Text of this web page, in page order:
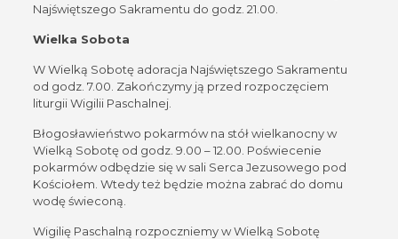
Najświętszego Sakramentu do godz. 21.00.
Wielka Sobota
W Wielką Sobotę adoracja Najświętszego Sakramentu
od godz. 7.00. Zakończymy ją przed rozpoczęciem
liturgii Wigilii Paschalnej.
Błogosławieństwo pokarmów na stół wielkanocny w
Wielką Sobotę od godz. 9.00 – 12.00. Poświecenie
pokarmów odbędzie się w sali Serca Jezusowego pod
Kościołem. Wtedy też będzie można zabrać do domu
wodę świeconą.
Wigilię Paschalną rozpoczniemy w Wielką Sobotę